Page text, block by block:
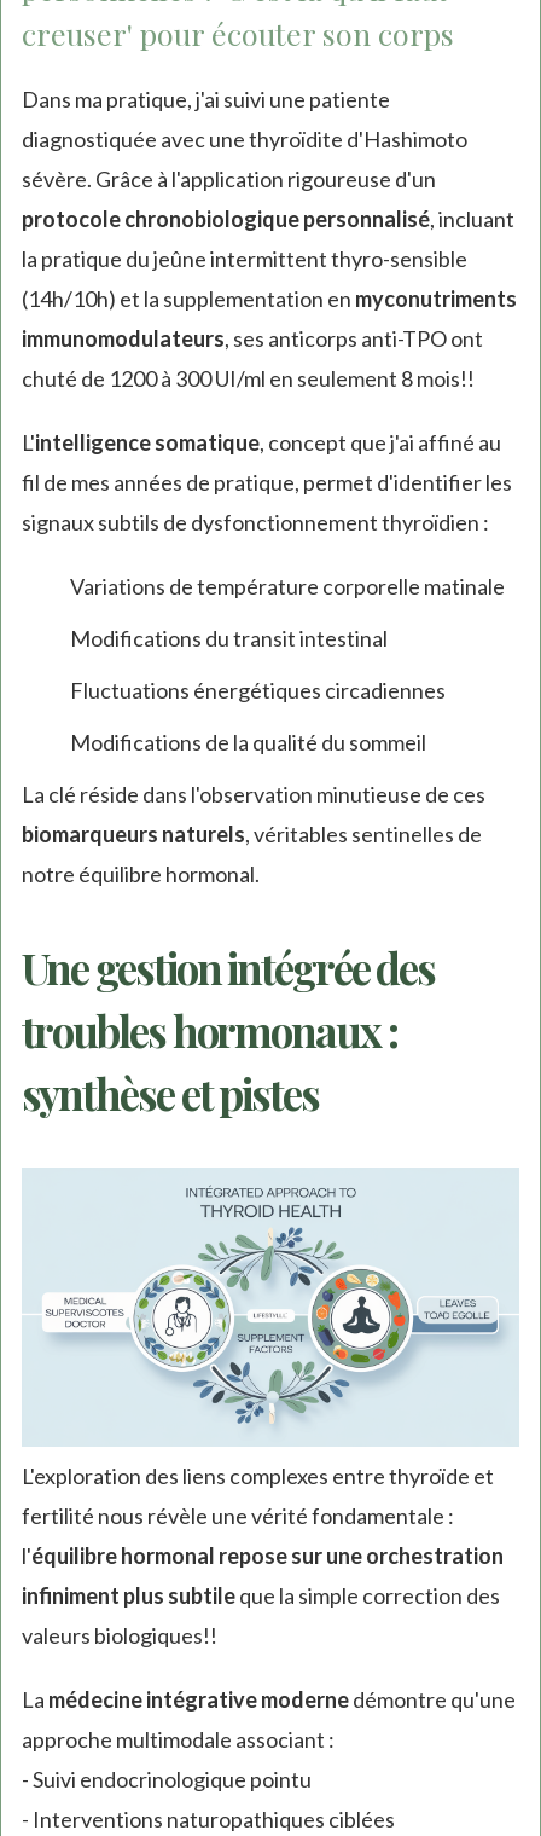
creuser' pour écouter son corps
Dans ma pratique, j'ai suivi une patiente
diagnostiquée avec une thyroïdite d'Hashimoto
sévère. Grâce à l'application rigoureuse d'un
protocole chronobiologique personnalisé, incluant
la pratique du jeûne intermittent thyro-sensible
(14h/10h) et la supplementation en myconutriments
immunomodulateurs, ses anticorps anti-TPO ont
chuté de 1200 à 300 UI/ml en seulement 8 mois!!
L'intelligence somatique, concept que j'ai affiné au
fil de mes années de pratique, permet d'identifier les
signaux subtils de dysfonctionnement thyroïdien :
Variations de température corporelle matinale
Modifications du transit intestinal
Fluctuations énergétiques circadiennes
Modifications de la qualité du sommeil
La clé réside dans l'observation minutieuse de ces
biomarqueurs naturels, véritables sentinelles de
notre équilibre hormonal.
Une gestion intégrée des
troubles hormonaux :
synthèse et pistes
L'exploration des liens complexes entre thyroïde et
fertilité nous révèle une vérité fondamentale :
l'équilibre hormonal repose sur une orchestration
infiniment plus subtileque la simple correction des
valeurs biologiques!!
La médecine intégrative modernedémontre qu'une
approche multimodale associant :
- Suivi endocrinologique pointu
- Interventions naturopathiques ciblées